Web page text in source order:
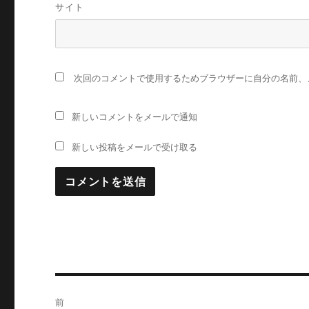
サイト
次回のコメントで使用するためブラウザーに自分の名前
新しいコメントをメールで通知
新しい投稿をメールで受け取る
前